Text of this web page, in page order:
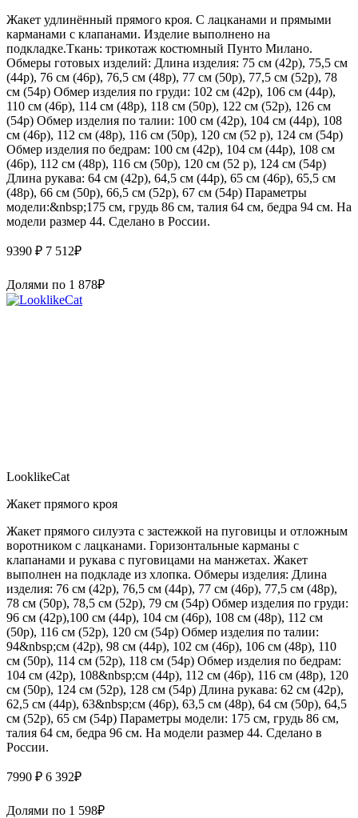
Жакет удлинённый прямого кроя. С лацканами и прямыми
карманами с клапанами. Изделие выполнено на
подкладке.Ткань: трикотаж костюмный Пунто Милано.
Обмеры готовых изделий: Длина изделия: 75 см (42р), 75,5 см
(44р), 76 см (46р), 76,5 см (48р), 77 см (50р), 77,5 см (52р), 78
см (54р) Обмер изделия по груди: 102 см (42р), 106 см (44р),
110 см (46р), 114 см (48р), 118 см (50р), 122 см (52р), 126 см
(54р) Обмер изделия по талии: 100 см (42р), 104 см (44р), 108
см (46р), 112 см (48р), 116 см (50р), 120 см (52 р), 124 см (54р)
Обмер изделия по бедрам: 100 см (42р), 104 см (44р), 108 см
(46р), 112 см (48р), 116 см (50р), 120 см (52 р), 124 см (54р)
Длина рукава: 64 см (42р), 64,5 см (44р), 65 см (46р), 65,5 см
(48р), 66 см (50р), 66,5 см (52р), 67 см (54р) Параметры
модели:&nbsp;175 см, грудь 86 см, талия 64 см, бедра 94 см. На
модели размер 44. Сделано в России.
9390 ₽ 7 512₽
Долями по 1 878₽
LooklikeCat
Жакет прямого кроя
Жакет прямого силуэта с застежкой на пуговицы и отложным
воротником с лацканами. Горизонтальные карманы с
клапанами и рукава с пуговицами на манжетах. Жакет
выполнен на подкладе из хлопка. Обмеры изделия: Длина
изделия: 76 см (42р), 76,5 см (44р), 77 см (46р), 77,5 см (48р),
78 см (50р), 78,5 см (52р), 79 см (54р) Обмер изделия по груди:
96 см (42р),100 см (44р), 104 см (46р), 108 см (48р), 112 см
(50р), 116 см (52р), 120 см (54р) Обмер изделия по талии:
94&nbsp;см (42р), 98 см (44р), 102 см (46р), 106 см (48р), 110
см (50р), 114 см (52р), 118 см (54р) Обмер изделия по бедрам:
104 см (42р), 108&nbsp;см (44р), 112 см (46р), 116 см (48р), 120
см (50р), 124 см (52р), 128 см (54р) Длина рукава: 62 см (42р),
62,5 см (44р), 63&nbsp;см (46р), 63,5 см (48р), 64 см (50р), 64,5
см (52р), 65 см (54р) Параметры модели: 175 см, грудь 86 см,
талия 64 см, бедра 96 см. На модели размер 44. Сделано в
России.
7990 ₽ 6 392₽
Долями по 1 598₽